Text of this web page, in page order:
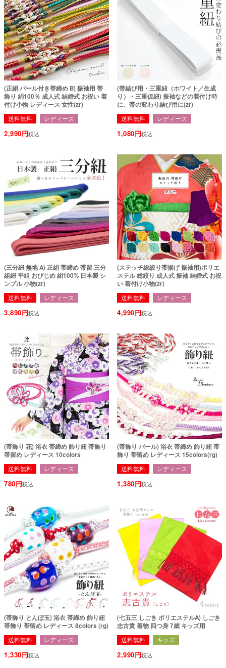
(正絹 パール付き帯締め B) 振袖用 帯
飾り 絹100％ 成人式 結婚式 お祝い 着
付け小物 レディース 女性(zr)
送料無料 レディース
2,990 税込
(帯結び用・三重紐（ホワイト／生成
り）・三重仮紐) 振袖などの着付け時
に、帯の変わり結び用に(zr)
送料無料 レディース
1,080 税込
(三分紐 無地 A) 正絹 帯締め 帯留 三分
組紐 平組 おびじめ 絹100% 日本製 シ
ンプル 小物(zr)
送料無料 レディース
3,890 税込
(ステッチ総絞り帯揚げ 振袖用)ポリエ
ステル 総絞り 成人式 振袖 結婚式 お祝
い 着付け小物(zr)
送料無料 レディース
4,990 税込
(帯飾り 花) 浴衣 帯締め 飾り紐 帯飾り
帯留め レディース 10colors
送料無料 レディース
780 税込
(帯飾り パール) 浴衣 帯締め 飾り紐 帯
飾り 帯留め レディース 15colors(rg)
送料無料 レディース
1,380 税込
(帯飾り とんぼ玉) 浴衣 帯締め 飾り紐
帯飾り 帯留め レディース 8colors (rg)
送料無料 レディース
1,330 税込
(七五三 しごき ポリエステルA) しごき
志古貴 着物 四つ身 7歳 キッズ用
送料無料 キッズ
2,990 税込